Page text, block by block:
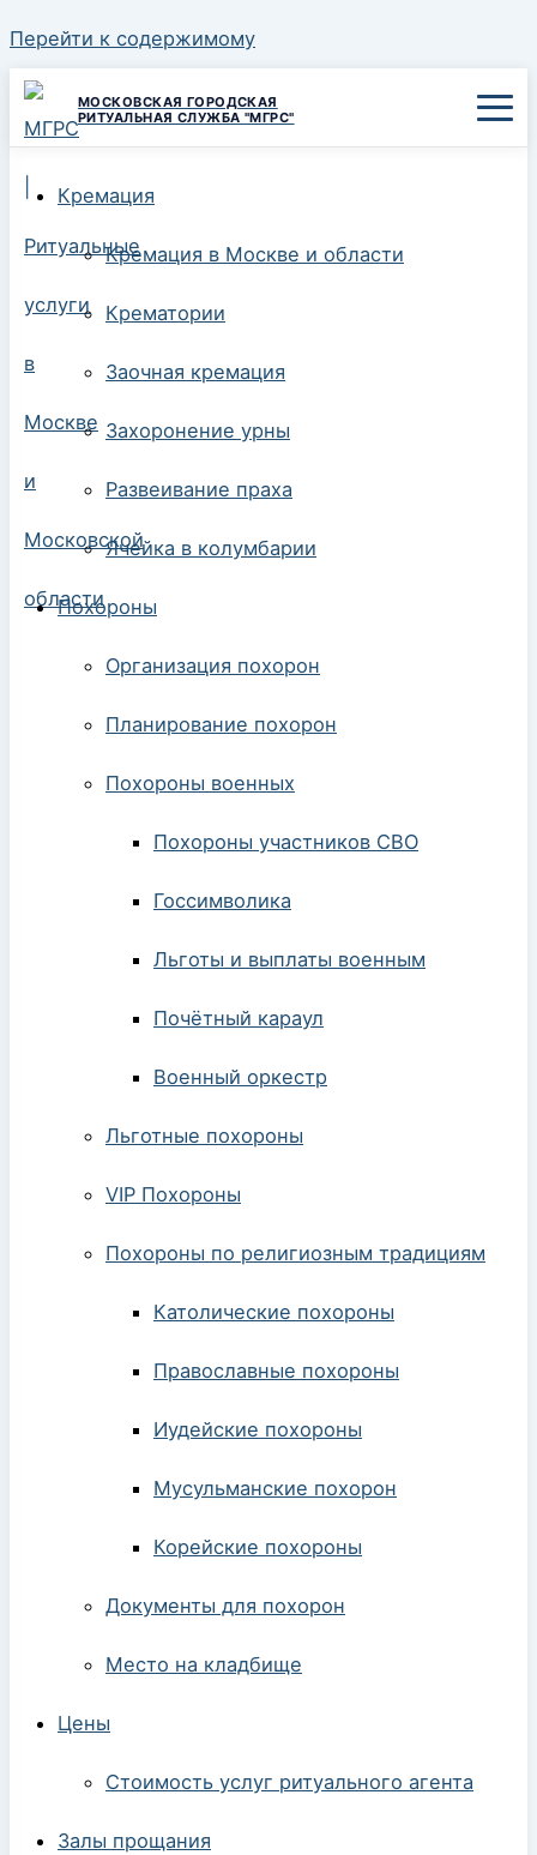
Перейти к содержимому
МОСКОВСКАЯ ГОРОДСКАЯ
РИТУАЛЬНАЯ СЛУЖБА "МГРС"
Кремация
Кремация в Москве и области
Крематории
Заочная кремация
Захоронение урны
Развеивание праха
Ячейка в колумбарии
Похороны
Организация похорон
Планирование похорон
Похороны военных
Похороны участников СВО
Госсимволика
Льготы и выплаты военным
Почётный караул
Военный оркестр
Льготные похороны
VIP Похороны
Похороны по религиозным традициям
Католические похороны
Православные похороны
Иудейские похороны
Мусульманские похорон
Корейские похороны
Документы для похорон
Место на кладбище
Цены
Стоимость услуг ритуального агента
Залы прощания